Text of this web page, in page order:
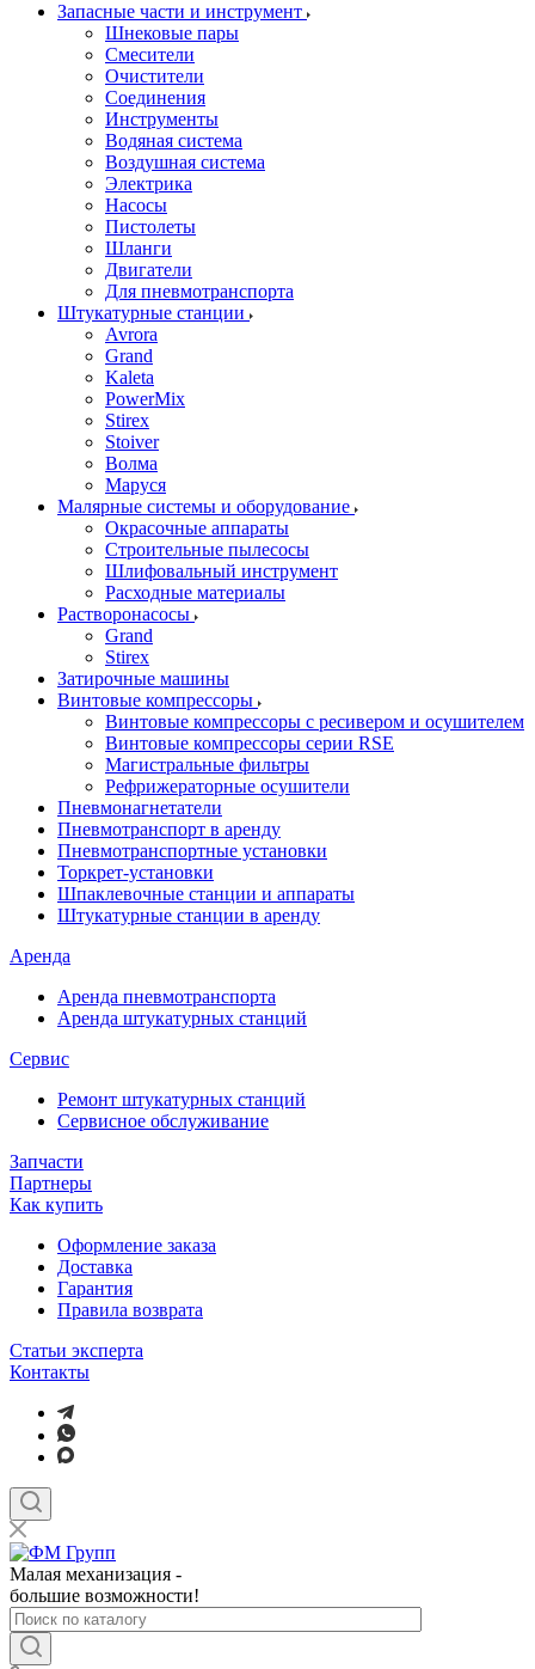
Запасные части и инструмент
Шнековые пары
Смесители
Очистители
Соединения
Инструменты
Водяная система
Воздушная система
Электрика
Насосы
Пистолеты
Шланги
Двигатели
Для пневмотранспорта
Штукатурные станции
Avrora
Grand
Kaleta
PowerMix
Stirex
Stoiver
Волма
Маруся
Малярные системы и оборудование
Окрасочные аппараты
Строительные пылесосы
Шлифовальный инструмент
Расходные материалы
Растворонасосы
Grand
Stirex
Затирочные машины
Винтовые компрессоры
Винтовые компрессоры с ресивером и осушителем
Винтовые компрессоры серии RSE
Магистральные фильтры
Рефрижераторные осушители
Пневмонагнетатели
Пневмотранспорт в аренду
Пневмотранспортные установки
Торкрет-установки
Шпаклевочные станции и аппараты
Штукатурные станции в аренду
Аренда
Аренда пневмотранспорта
Аренда штукатурных станций
Сервис
Ремонт штукатурных станций
Сервисное обслуживание
Запчасти
Партнеры
Как купить
Оформление заказа
Доставка
Гарантия
Правила возврата
Статьи эксперта
Контакты
Малая механизация -
большие возможности!